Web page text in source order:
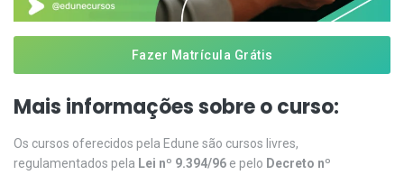
Fazer Matrícula Grátis
Mais informações sobre o curso:
Os cursos oferecidos pela Edune são cursos livres,
regulamentados pela Lei nº 9.394/96 e pelo Decreto nº